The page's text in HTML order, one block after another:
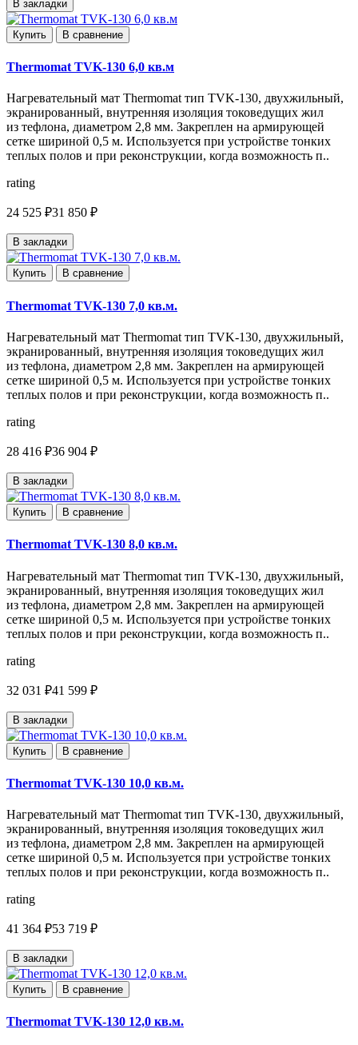
В закладки
Купить В сравнение
Thermomat TVK-130 6,0 кв.м
Нагревательный мат Thermomat тип TVK-130, двухжильный,
экранированный, внутренняя изоляция токоведущих жил
из тефлона, диаметром 2,8 мм. Закреплен на армирующей
сетке шириной 0,5 м. Используется при устройстве тонких
теплых полов и при реконструкции, когда возможность п..
rating
24 525 ₽31 850 ₽
В закладки
Купить В сравнение
Thermomat TVK-130 7,0 кв.м.
Нагревательный мат Thermomat тип TVK-130, двухжильный,
экранированный, внутренняя изоляция токоведущих жил
из тефлона, диаметром 2,8 мм. Закреплен на армирующей
сетке шириной 0,5 м. Используется при устройстве тонких
теплых полов и при реконструкции, когда возможность п..
rating
28 416 ₽36 904 ₽
В закладки
Купить В сравнение
Thermomat TVK-130 8,0 кв.м.
Нагревательный мат Thermomat тип TVK-130, двухжильный,
экранированный, внутренняя изоляция токоведущих жил
из тефлона, диаметром 2,8 мм. Закреплен на армирующей
сетке шириной 0,5 м. Используется при устройстве тонких
теплых полов и при реконструкции, когда возможность п..
rating
32 031 ₽41 599 ₽
В закладки
Купить В сравнение
Thermomat TVK-130 10,0 кв.м.
Нагревательный мат Thermomat тип TVK-130, двухжильный,
экранированный, внутренняя изоляция токоведущих жил
из тефлона, диаметром 2,8 мм. Закреплен на армирующей
сетке шириной 0,5 м. Используется при устройстве тонких
теплых полов и при реконструкции, когда возможность п..
rating
41 364 ₽53 719 ₽
В закладки
Купить В сравнение
Thermomat TVK-130 12,0 кв.м.